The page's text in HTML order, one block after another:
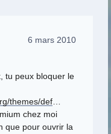
6 mars 2010
tu peux bloquer le
themes/def…
chez moi
que pour ouvrir la